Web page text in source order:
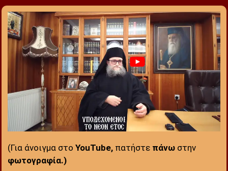
(Για άνοιγμα στο YouTube, πατήστε πάνω στην
φωτογραφία.)